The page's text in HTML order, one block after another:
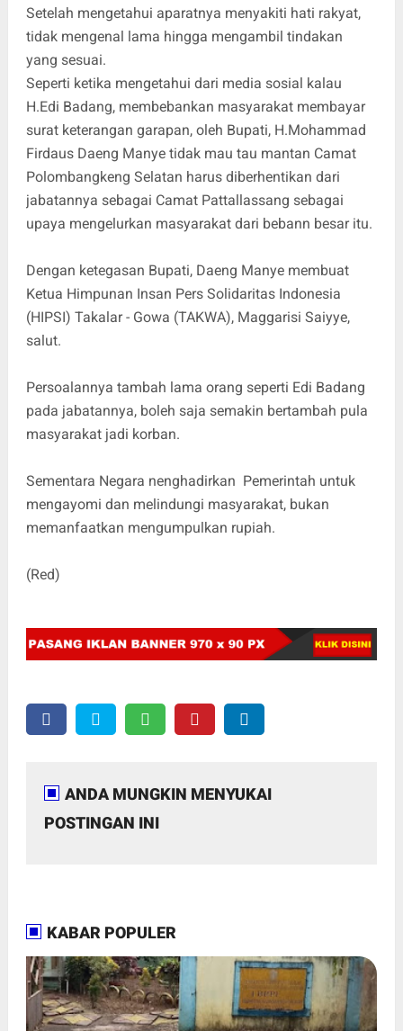
Setelah mengetahui aparatnya menyakiti hati rakyat,
tidak mengenal lama hingga mengambil tindakan
yang sesuai.
Seperti ketika mengetahui dari media sosial kalau
H.Edi Badang, membebankan masyarakat membayar
surat keterangan garapan, oleh Bupati, H.Mohammad
Firdaus Daeng Manye tidak mau tau mantan Camat
Polombangkeng Selatan harus diberhentikan dari
jabatannya sebagai Camat Pattallassang sebagai
upaya mengelurkan masyarakat dari bebann besar itu.
Dengan ketegasan Bupati, Daeng Manye membuat
Ketua Himpunan Insan Pers Solidaritas Indonesia
(HIPSI) Takalar - Gowa (TAKWA), Maggarisi Saiyye,
salut.
Persoalannya tambah lama orang seperti Edi Badang
pada jabatannya, boleh saja semakin bertambah pula
masyarakat jadi korban.
Sementara Negara nenghadirkan Pemerintah untuk
mengayomi dan melindungi masyarakat, bukan
memanfaatkan mengumpulkan rupiah.
(Red)
ANDA MUNGKIN MENYUKAI
POSTINGAN INI
KABAR POPULER